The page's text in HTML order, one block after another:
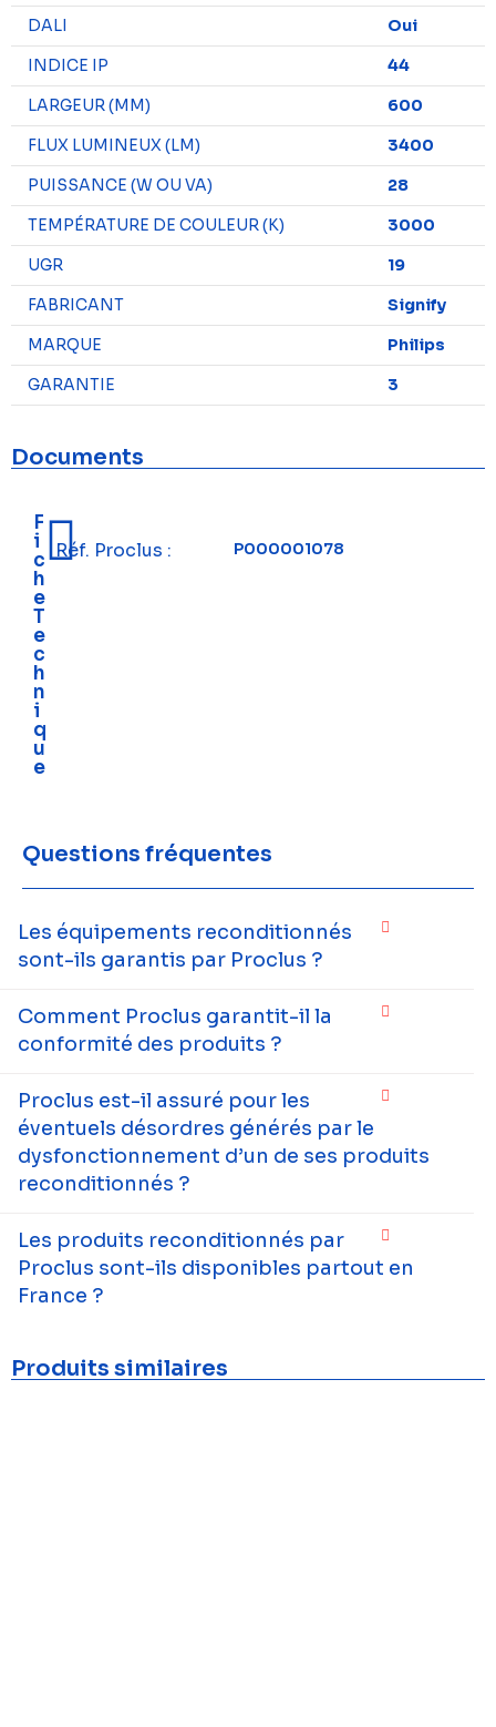
DALI
Oui
INDICE IP
44
LARGEUR (MM)
600
FLUX LUMINEUX (LM)
3400
PUISSANCE (W OU VA)
28
TEMPÉRATURE DE COULEUR (K)
3000
UGR
19
FABRICANT
Signify
MARQUE
Philips
GARANTIE
3
Documents
F
i
c
h
e
T
e
c
h
n
i
q
u
e
Réf. Proclus : P000001078
Questions fréquentes
Les équipements reconditionnés
sont-ils garantis par Proclus ?
Comment Proclus garantit-il la
conformité des produits ?
Proclus est-il assuré pour les
éventuels désordres générés par le
dysfonctionnement d’un de ses produits
reconditionnés ?
Les produits reconditionnés par
Proclus sont-ils disponibles partout en
France ?
Produits similaires